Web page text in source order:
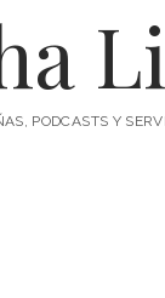
PODCASTS Y